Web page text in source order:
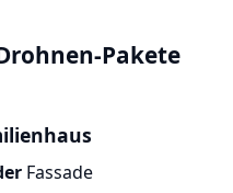
Pakete
Fassade